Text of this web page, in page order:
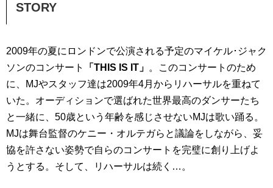
STORY
2009年の夏にロンドンで公演される予定のマイケル･ジャク
ソンのコンサート
「THIS IS IT」 。このコンサートのため
に、MJやスタッフ達は2009年4月からリハーサルを重ねて
いた。オーディションで選ばれた世界最高のダンサーたち
と一緒に、50歳という年齢を感じさせないMJは歌い踊る。
MJは舞台監督のケニー・オルテガらと議論をしながら、妥
協を許さない姿勢で自らのコンサートを完璧に創り上げよ
うとする。そして、リハーサルは続く…。